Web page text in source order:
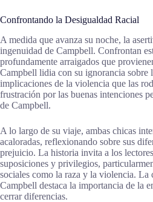
Confrontando la Desigualdad Racial
A medida que avanza su noche, la
ingenuidad de Campbell. Confrontan
profundamente arraigados que
Campbell lidia con su ignorancia sobre
implicaciones de la violencia que las
frustración por las buenas intenciones
de Campbell.
A lo largo de su viaje, ambas chicas
acaloradas, reflexionando sobre sus
prejuicio. La historia invita a los
suposiciones y privilegios,
sociales como la raza y la violencia. La
Campbell destaca la importancia de la
cerrar diferencias.